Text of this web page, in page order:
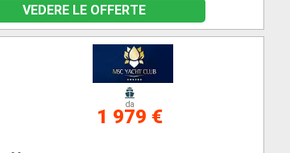
VEDERE LE OFFERTE
da
1 979 €